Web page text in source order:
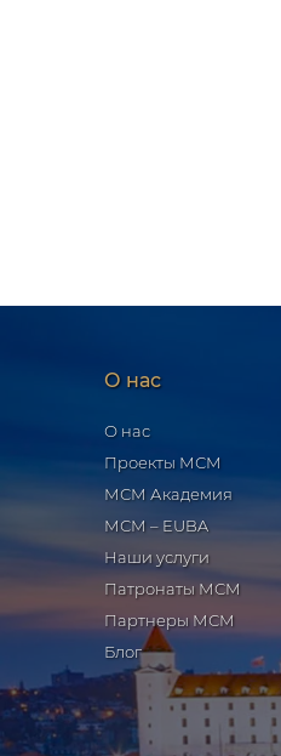
О нас
О нас
Проекты МСМ
МСМ Академия
МСМ – EUBA
Наши услуги
Патронаты МСМ
Партнеры МСМ
Блог